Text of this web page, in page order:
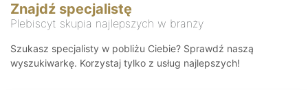
Znajdź specjalistę
Plebiscyt skupia najlepszych w branży
Szukasz specjalisty w pobliżu Ciebie? Sprawdź naszą
wyszukiwarkę. Korzystaj tylko z usług najlepszych!